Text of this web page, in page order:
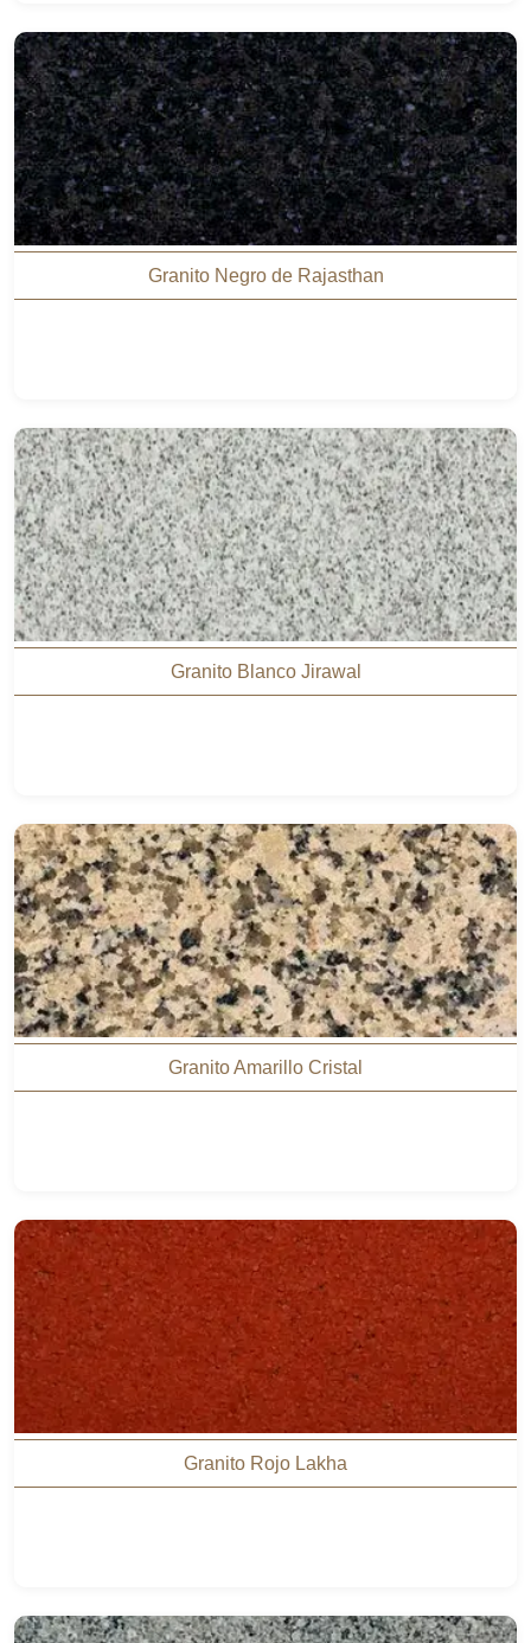
Granito Negro de Rajasthan
Granito Blanco Jirawal
Granito Amarillo Cristal
Granito Rojo Lakha